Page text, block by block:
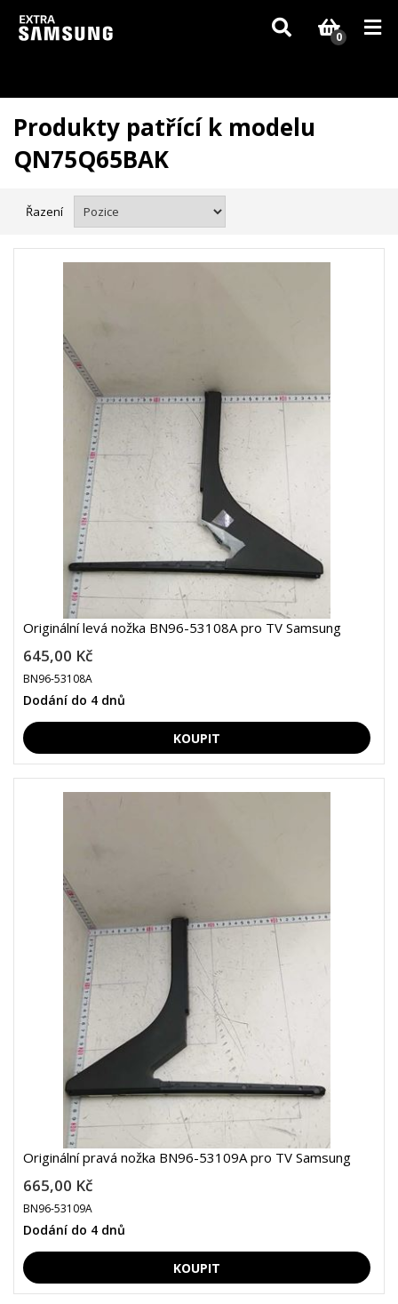
Vzhledem k aktuální situaci se může dodání dílů, které nejsou skladem,
zpozdit. Děkujeme za pochopení.
0
Produkty patřící k modelu
QN75Q65BAK
Řazení
Originální levá nožka BN96-53108A pro TV Samsung
645,00 Kč
BN96-53108A
Dodání do 4 dnů
Originální pravá nožka BN96-53109A pro TV Samsung
665,00 Kč
BN96-53109A
Dodání do 4 dnů